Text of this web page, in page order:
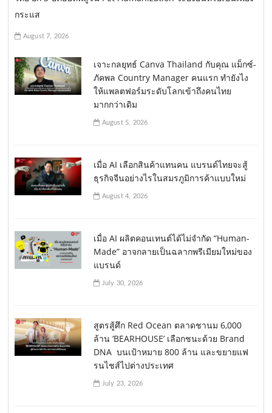
กระแส
August 7, 2026
เจาะกลยุทธ์ Canva Thailand กับคุณ แม็กซ์-
ภัคพล Country Manager คนแรก ทำยังไง
ให้แพลตฟอร์มระดับโลกเข้าถึงคนไทย
มากกว่าเดิม
August 5, 2026
เมื่อ AI เลือกสินค้าแทนคน แบรนด์ไทยจะสู้
ธุรกิจจีนอย่างไรในสมรภูมิการค้าแบบใหม่
August 4, 2026
เมื่อ AI ผลิตคอนเทนต์ได้ไม่จำกัด “Human-
Made” อาจกลายเป็นฉลากพรีเมียมใหม่ของ
แบรนด์
July 30, 2026
สูตรสู้ศึก Red Ocean ตลาดชานม 6,000
ล้าน ‘BEARHOUSE’ เลือกชนะด้วย Brand
DNA บนเป้าหมาย 800 ล้าน และขยายแฟ
รนไชส์ไปต่างประเทศ
July 23, 2026